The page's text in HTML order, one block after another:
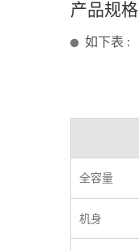
产品规格
如下表 :
全容量
机身